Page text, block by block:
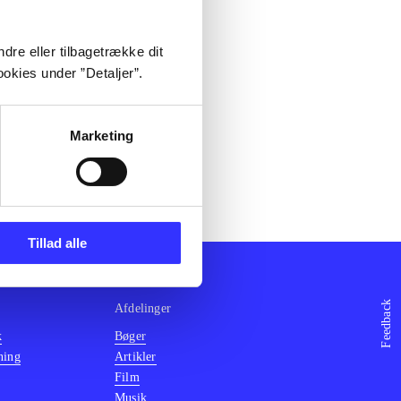
eller tilbagetrække dit
under ”Detaljer”.
Marketing
Tillad alle
Feedback
Afdelinger
Bøger
Artikler
Film
Musik